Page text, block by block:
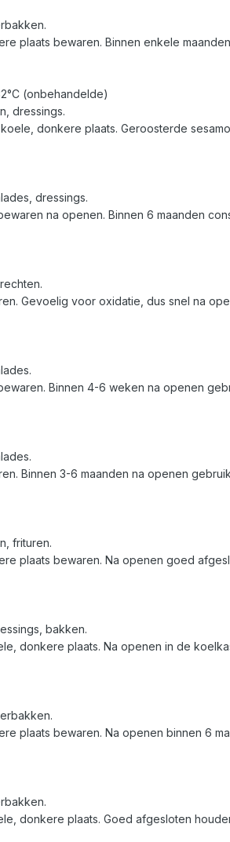
plaats bewaren. Binnen enkele
(onbehandelde)
dressings.
donkere plaats. Geroosterde
dressings.
na openen. Binnen 6 maanden
Gevoelig voor oxidatie, dus snel na
Binnen 4-6 weken na openen
Binnen 3-6 maanden na openen
frituren.
plaats bewaren. Na openen goed
bakken.
donkere plaats. Na openen in de
plaats bewaren. Na openen binnen 6
donkere plaats. Goed afgesloten